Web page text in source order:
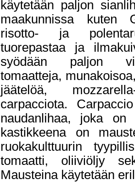
käytetään paljon
maakunnissa kuten
risotto- ja
tuorepastaa ja
syödään paljon
tomaatteja,
jäätelöä,
carpacciota.
naudanlihaa, joka
kastikkeena on
ruokakulttuurin
tomaatti, oliiviöljy
Mausteina käytetään